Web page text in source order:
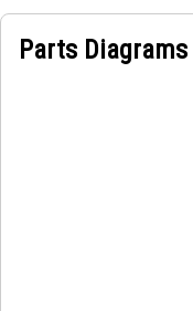
Parts Diagrams